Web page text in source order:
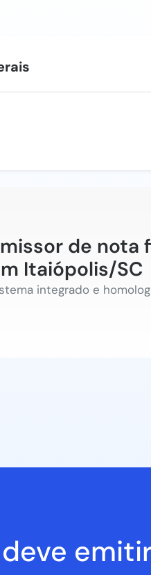
de nota
Itaiópolis/SC
integrado e